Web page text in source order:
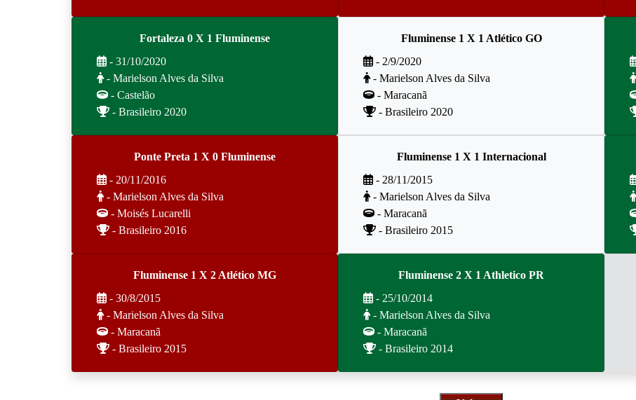
Fortaleza 0 X 1 Fluminense
- 31/10/2020
- Marielson Alves da Silva
- Castelão
- Brasileiro 2020
Fluminense 1 X 1 Atlético GO
- 2/9/2020
- Marielson Alves da Silva
- Maracanã
- Brasileiro 2020
Ponte Preta 1 X 0 Fluminense
- 20/11/2016
- Marielson Alves da Silva
- Moisés Lucarelli
- Brasileiro 2016
Fluminense 1 X 1 Internacional
- 28/11/2015
- Marielson Alves da Silva
- Maracanã
- Brasileiro 2015
Fluminense 1 X 2 Atlético MG
- 30/8/2015
- Marielson Alves da Silva
- Maracanã
- Brasileiro 2015
Fluminense 2 X 1 Athletico PR
- 25/10/2014
- Marielson Alves da Silva
- Maracanã
- Brasileiro 2014